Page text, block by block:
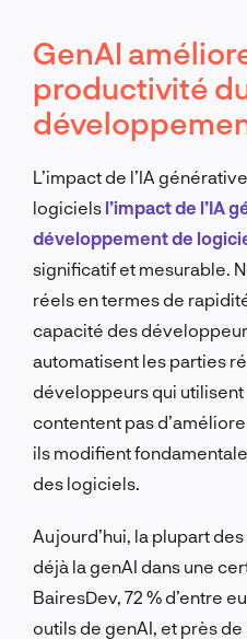
GenAI
productivité
L’impact de l’IA
logiciels l’impact de l’IA
développement de
significatif et mesurable.
réels en termes de
capacité des
automatisent les parties
développeurs qui utilisent
contentent pas
ils modifient
des logiciels.
Aujourd’hui, la plupart
déjà la genAI dans une
BairesDev, 72 % d’entre
outils de genAI, et près de